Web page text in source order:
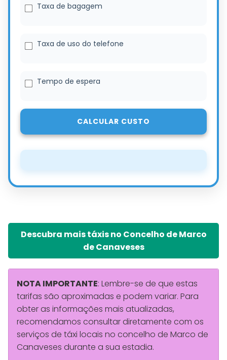
Taxa de bagagem
Taxa de uso do telefone
Tempo de espera
CALCULAR CUSTO
Descubra mais táxis no Concelho de Marco
de Canaveses
NOTA IMPORTANTE: Lembre-se de que estas
tarifas são aproximadas e podem variar. Para
obter as informações mais atualizadas,
recomendamos consultar diretamente com os
serviços de táxi locais no concelho de Marco de
Canaveses durante a sua estadia.